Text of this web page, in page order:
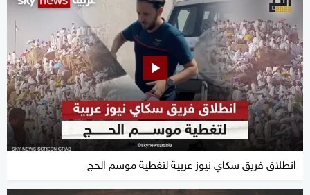
انطلاق فريق سكاي نيوز عربية لتغطية موسم الحج